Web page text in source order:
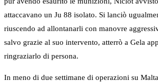
attaccavano un Ju 88 isolato. Si lanciò
riuscendo ad allontanarli con manovre
salvo grazie al suo intervento, atterrò a Gela
ringraziarlo di persona.
In meno di due settimane di operazioni su